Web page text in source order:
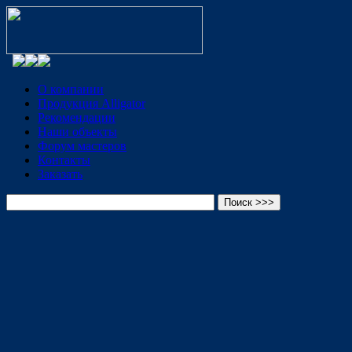
О компании
Продукция Alligator
Рекомендации
Наши объекты
Форум мастеров
Контакты
Заказать